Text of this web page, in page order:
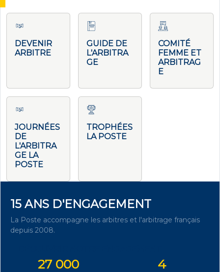
DEVENIR
ARBITRE
GUIDE DE
L'ARBITRA
GE
COMITÉ
FEMME ET
ARBITRAG
E
JOURNÉES
DE
L'ARBITRA
GE LA
POSTE
TROPHÉES
LA POSTE
15 ANS D'ENGAGEMENT
La Poste accompagne les arbitres et l'arbitrage français
depuis 2008.
27 000 4